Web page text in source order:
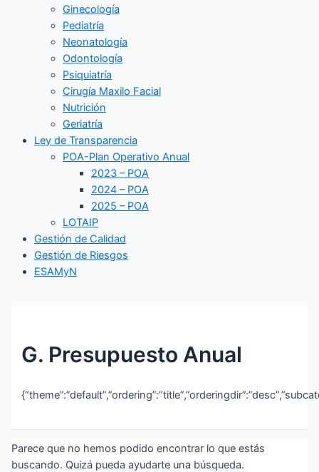
Ginecología
Pediatría
Neonatología
Odontología
Psiquiatría
Cirugía Maxilo Facial
Nutrición
Geriatría
Ley de Transparencia
POA-Plan Operativo Anual
2023 – POA
2024 – POA
2025 – POA
LOTAIP
Gestión de Calidad
Gestión de Riesgos
ESAMyN
G. Presupuesto Anual
Parece que no hemos podido encontrar lo que estás
buscando. Quizá pueda ayudarte una búsqueda.